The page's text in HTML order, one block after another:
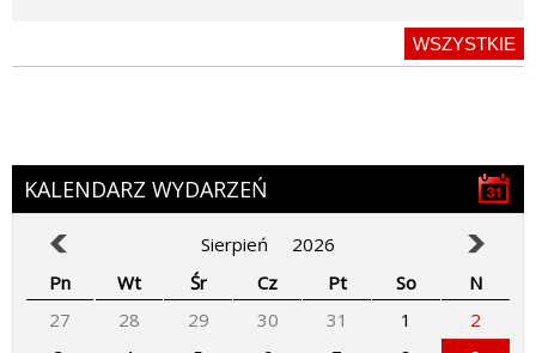
WSZYSTKIE
KALENDARZ WYDARZEŃ
Sierpień
2026
Pn
Wt Śr Cz Pt So
N
27
28 29 30 31 1
2